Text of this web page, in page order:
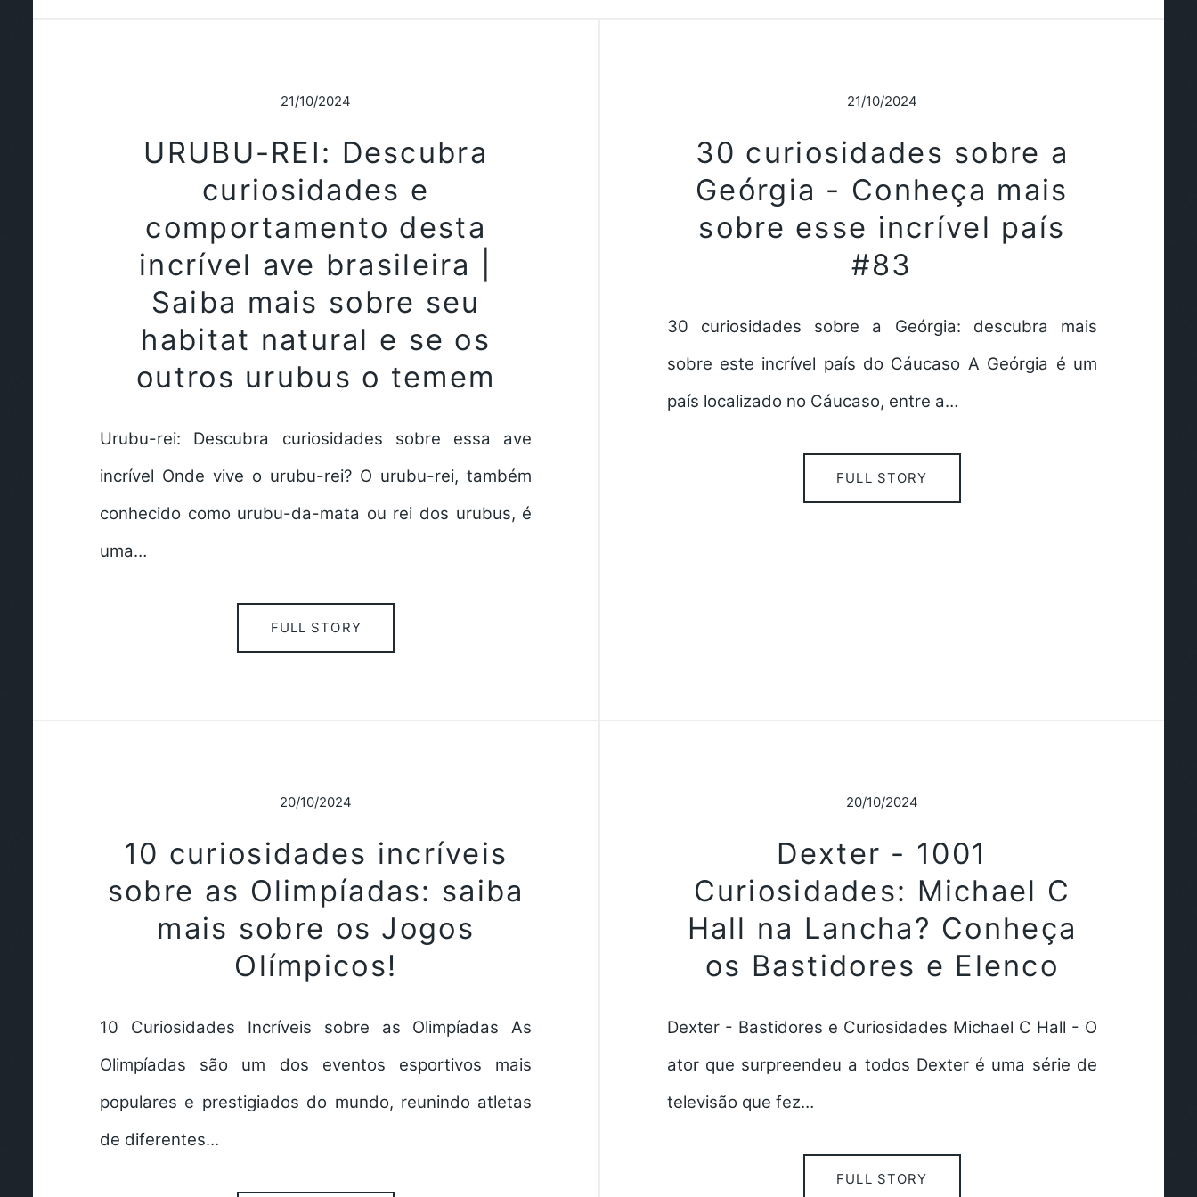
21/10/2024
URUBU-REI: Descubra
curiosidades e
comportamento desta
incrível ave brasileira |
Saiba mais sobre seu
habitat natural e se os
outros urubus o temem
Urubu-rei: Descubra curiosidades sobre essa ave
incrível Onde vive o urubu-rei? O urubu-rei, também
conhecido como urubu-da-mata ou rei dos urubus, é
uma…
FULL STORY
21/10/2024
30 curiosidades sobre a
Geórgia - Conheça mais
sobre esse incrível país
#83
30 curiosidades sobre a Geórgia: descubra mais
sobre este incrível país do Cáucaso A Geórgia é um
país localizado no Cáucaso, entre a…
FULL STORY
20/10/2024
10 curiosidades incríveis
sobre as Olimpíadas: saiba
mais sobre os Jogos
Olímpicos!
10 Curiosidades Incríveis sobre as Olimpíadas As
Olimpíadas são um dos eventos esportivos mais
populares e prestigiados do mundo, reunindo atletas
de diferentes…
20/10/2024
Dexter - 1001
Curiosidades: Michael C
Hall na Lancha? Conheça
os Bastidores e Elenco
Dexter - Bastidores e Curiosidades Michael C Hall - O
ator que surpreendeu a todos Dexter é uma série de
televisão que fez…
FULL STORY